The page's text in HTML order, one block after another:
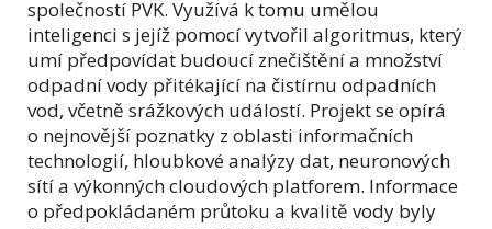
společností PVK. Využívá k tomu umělou
inteligenci s jejíž pomocí vytvořil algoritmus, který
umí předpovídat budoucí znečištění a množství
odpadní vody přitékající na čistírnu odpadních
vod, včetně srážkových událostí. Projekt se opírá
o nejnovější poznatky z oblasti informačních
technologií, hloubkové analýzy dat, neuronových
sítí a výkonných cloudových platforem. Informace
o předpokládaném průtoku a kvalitě vody byly